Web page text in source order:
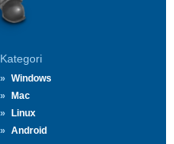
Kategori
Windows
Mac
Linux
Android